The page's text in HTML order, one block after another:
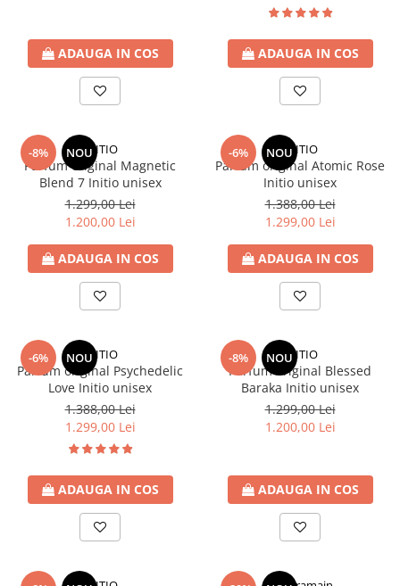
ADAUGA IN COS ADAUGA IN COS
-8% NOUINITIO
Parfum original Magnetic
Blend 7 Initio unisex
1.299,00 Lei
1.200,00 Lei
ADAUGA IN COS
-6% NOUINITIO
Parfum original Atomic Rose
Initio unisex
1.388,00 Lei
1.299,00 Lei
ADAUGA IN COS
-6% NOUINITIO
Parfum original Psychedelic
Love Initio unisex
1.388,00 Lei
1.299,00 Lei
ADAUGA IN COS
-8% NOUINITIO
Parfum original Blessed
Baraka Initio unisex
1.299,00 Lei
1.200,00 Lei
ADAUGA IN COS